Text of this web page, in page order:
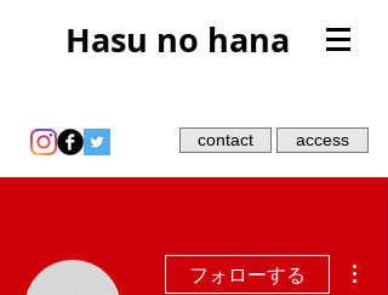
Hasu no hana
contact access
フォローする